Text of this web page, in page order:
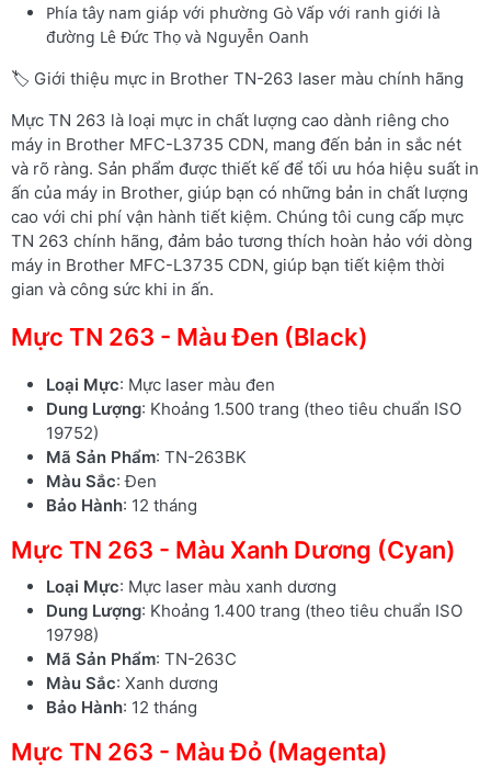
Phía tây nam giáp với phường Gò Vấp với ranh giới là
đường Lê Đức Thọ và Nguyễn Oanh
🏷️ Giới thiệu mực in Brother TN-263 laser màu chính hãng
Mực TN 263 là loại mực in chất lượng cao dành riêng cho
máy in Brother MFC-L3735 CDN, mang đến bản in sắc nét
và rõ ràng. Sản phẩm được thiết kế để tối ưu hóa hiệu suất in
ấn của máy in Brother, giúp bạn có những bản in chất lượng
cao với chi phí vận hành tiết kiệm. Chúng tôi cung cấp mực
TN 263 chính hãng, đảm bảo tương thích hoàn hảo với dòng
máy in Brother MFC-L3735 CDN, giúp bạn tiết kiệm thời
gian và công sức khi in ấn.
Mực TN 263 - Màu Đen (Black)
Loại Mực: Mực laser màu đen
Dung Lượng: Khoảng 1.500 trang (theo tiêu chuẩn ISO
19752)
Mã Sản Phẩm: TN-263BK
Màu Sắc: Đen
Bảo Hành: 12 tháng
Mực TN 263 - Màu Xanh Dương (Cyan)
Loại Mực: Mực laser màu xanh dương
Dung Lượng: Khoảng 1.400 trang (theo tiêu chuẩn ISO
19798)
Mã Sản Phẩm: TN-263C
Màu Sắc: Xanh dương
Bảo Hành: 12 tháng
Mực TN 263 - Màu Đỏ (Magenta)